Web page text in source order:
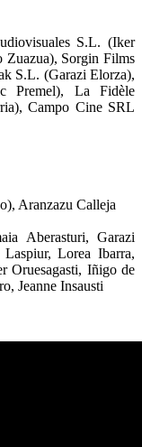
S.L. (Iker
Sorgin Films
S.L. (Garazi Elorza),
Premel), La Fidèle
Campo Cine SRL
Aranzazu Calleja
Aberasturi, Garazi
Lorea Ibarra,
Oruesagasti, Iñigo de
Jeanne Insausti